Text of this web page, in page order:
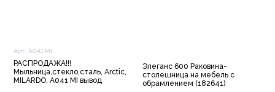
Арт. A041 MI
РАСПРОДАЖА!!!
Мыльница,стекло,сталь, Arctic,
MILARDO, A041 MI вывод
Элеганс 600 Раковина-
столешница на мебель с
обрамлением (182641)